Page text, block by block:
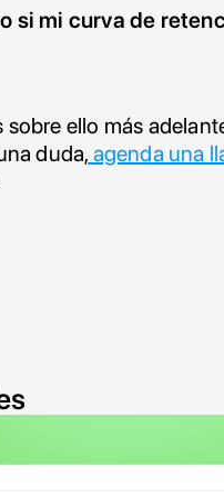
si mi curva de
sobre ello más
duda, agenda una